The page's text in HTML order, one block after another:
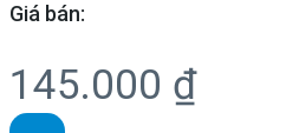
Giá bán:
145.000 ₫